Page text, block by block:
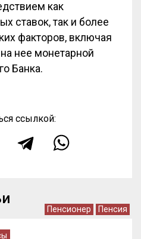
как
ставок, так и более
факторов, включая
нее монетарной
Банка.
ссылкой:
Пенсионер Пенсия